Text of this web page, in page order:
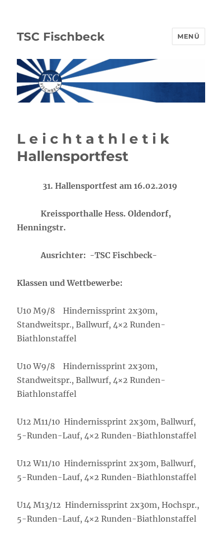
TSC Fischbeck MENÜ
L e i c h t a t h l e t i k
Hallensportfest
31. Hallensportfest am 16.02.2019
Kreissporthalle Hess. Oldendorf,
Henningstr.
Ausrichter: -TSC Fischbeck-
Klassen und Wettbewerbe:
U10 M9/8 Hindernissprint 2x30m,
Standweitspr., Ballwurf, 4×2 Runden-
Biathlonstaffel
U10 W9/8 Hindernissprint 2x30m,
Standweitspr., Ballwurf, 4×2 Runden-
Biathlonstaffel
U12 M11/10 Hindernissprint 2x30m, Ballwurf,
5-Runden-Lauf, 4×2 Runden-Biathlonstaffel
U12 W11/10 Hindernissprint 2x30m, Ballwurf,
5-Runden-Lauf, 4×2 Runden-Biathlonstaffel
U14 M13/12 Hindernissprint 2x30m, Hochspr.,
5-Runden-Lauf, 4×2 Runden-Biathlonstaffel